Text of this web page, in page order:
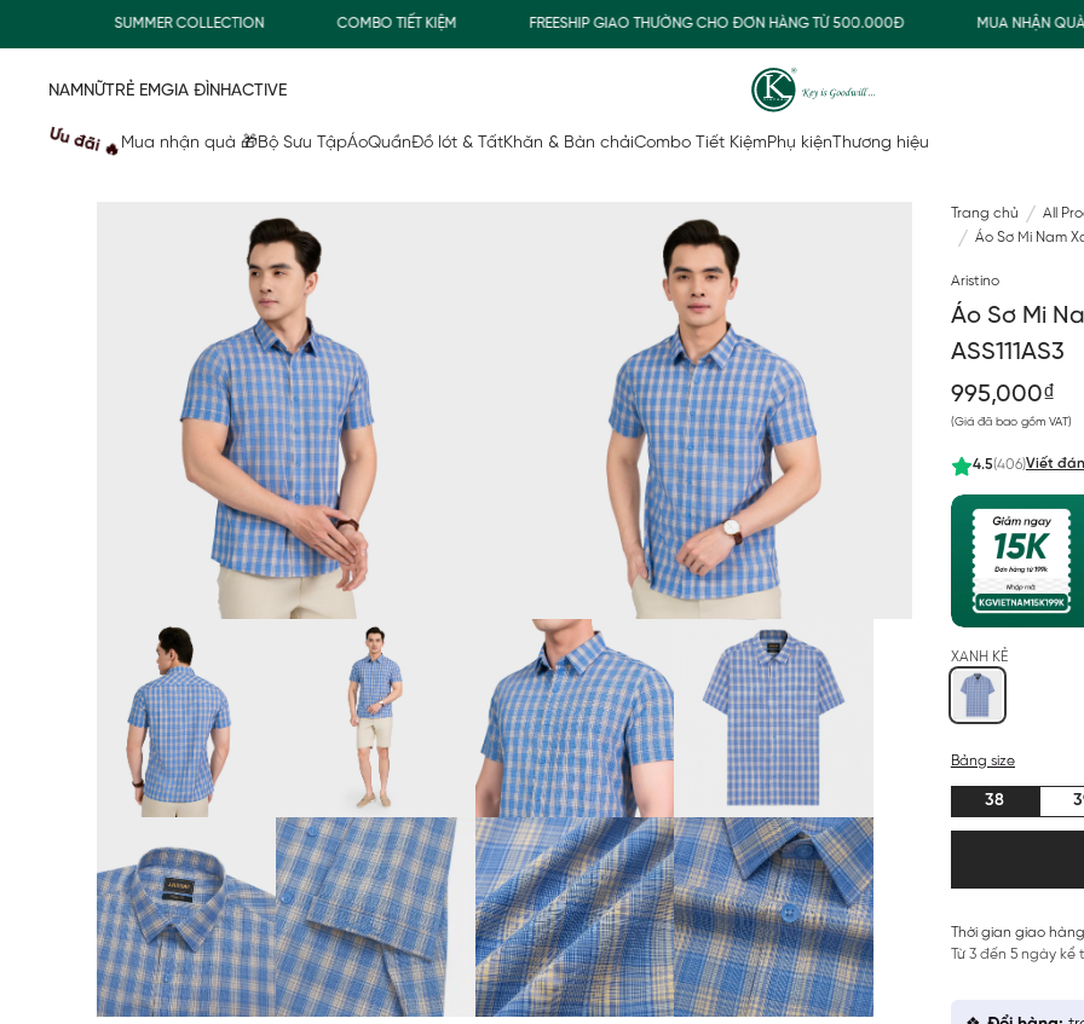
SUMMER COLLECTION COMBO TIẾT KIỆM FREESHIP GIAO THƯỜNG CHO ĐƠN HÀNG TỪ 500.000Đ MUA NHẬN QUÀ
NAMNỮTRẺ EMGIA ĐÌNHACTIVE
Ưu đãi 🔥 Mua nhận quà 🎁Bộ Sưu TậpÁoQuầnĐồ lót & TấtKhăn & Bàn chảiCombo Tiết KiệmPhụ kiện Thương hiệu
Trang chủ
All
Áo Sơ Mi Nam
Aristino
Áo Sơ Mi
ASS111AS3
995,000₫
(Giá đã bao gồm VAT)
4.5(406)Viết
XANH KẺ
Bảng size
38
Thời gian giao
Từ 3 đến 5 ngày